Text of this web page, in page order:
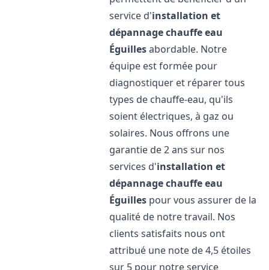
service d'installation et
dépannage chauffe eau
Éguillesabordable. Notre
équipe est formée pour
diagnostiquer et réparer tous
types de chauffe-eau, qu'ils
soient électriques, à gaz ou
solaires. Nous offrons une
garantie de 2 ans sur nos
services d'installation et
dépannage chauffe eau
Éguilles pour vous assurer de la
qualité de notre travail. Nos
clients satisfaits nous ont
attribué une note de 4,5 étoiles
sur 5 pour notre service